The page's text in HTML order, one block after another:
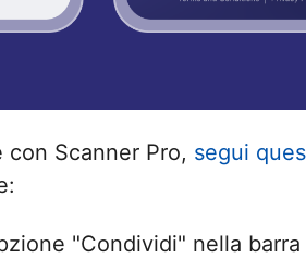
Scanner Pro, segui
"Condividi" nella barra